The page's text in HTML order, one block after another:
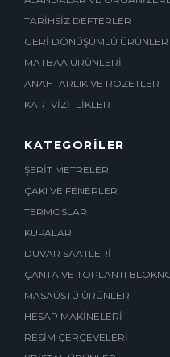
TARİHSİZ DEFTERLER
GERİ DÖNÜŞÜMLÜ ÜRÜNLER
MATBAA ÜRÜNLERİ
ANAHTARLIK VE ROZETLER
KARTVİZİTLİKLER
KATEGORİLER
ŞERİT METRELER
ÇAKI VE FENERLER
TERMOSLAR
KUPALAR
DUVAR SAATLERİ
ÇANTA VE TOPLANTI
MASAÜSTÜ ÜRÜNLER
HESAP MAKİNELERİ
RESİM ÇERÇEVELERİ